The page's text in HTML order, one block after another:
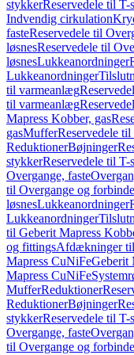
stykkerReservedele til T-
Indvendig cirkulation
fasteReservedele til
løsnesReservedele til
løsnesLukkeanordninger
Lukkeanordninger
til varmeanlæg
til varmeanlæg
Mapress Kobber, gas
gasMufferReservedele
ReduktionerBøjninger
stykkerReservedele til T-
Overgange, faste
til Overgange og
løsnesLukkeanordninger
Lukkeanordninger
til Geberit Mapress
og fittingsAfdækninger
Mapress CuNiFeGeberit
Mapress CuNiFe
MufferReduktioner
ReduktionerBøjninger
stykkerReservedele til T-
Overgange, faste
til Overgange og